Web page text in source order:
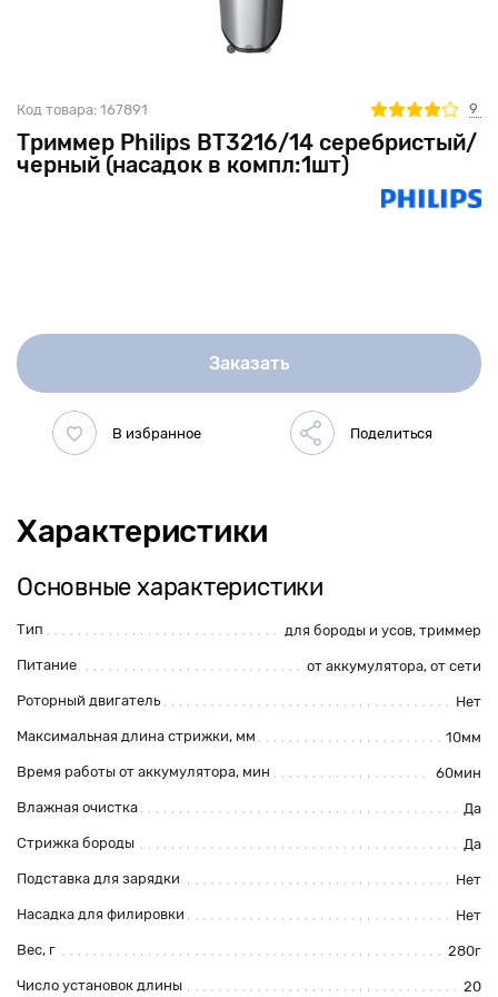
Триммер Philips BT3216/14 серебристый/
черный (насадок в компл:1шт)
Код товара: 167891 9
Заказать
Характеристики
Основные характеристики
Тип для бороды и усов, триммер
Питание от аккумулятора, от сети
Роторный двигатель Нет
Максимальная длина стрижки, мм 10мм
Время работы от аккумулятора, мин 60мин
Влажная очистка Да
Стрижка бороды Да
Подставка для зарядки Нет
Насадка для филировки Нет
Вес, г 280г
Число установок длины 20